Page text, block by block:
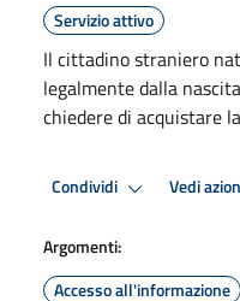
Servizio attivo
Il cittadino straniero
legalmente dalla
chiedere di acquistare
Condividi Vedi
Argomenti:
Accesso all'informazione